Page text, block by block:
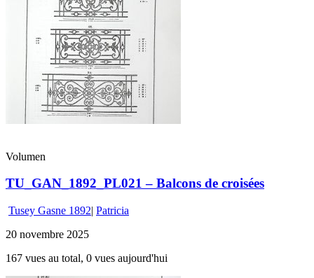
Volumen
TU_GAN_1892_PL021 – Balcons de croisées
Tusey Gasne 1892| Patricia
20 novembre 2025
167 vues au total, 0 vues aujourd'hui